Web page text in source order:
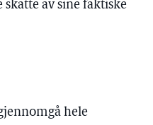
av sine faktiske
hele